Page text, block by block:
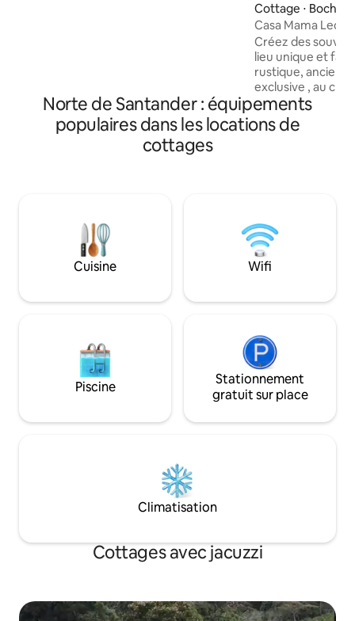
Cottage ⋅
Casa Mama
Créez des
lieu unique et
rustique,
exclusive , au climat
pour se reposer
Elle est équipée
avez besoin pour
village, aller visiter les cascades et
d'autres activités
Norte de Santander : équipements
populaires dans les locations de
cottages
Cuisine Wifi
Piscine
Stationnement
gratuit sur place
Climatisation
Cottages avec jacuzzi